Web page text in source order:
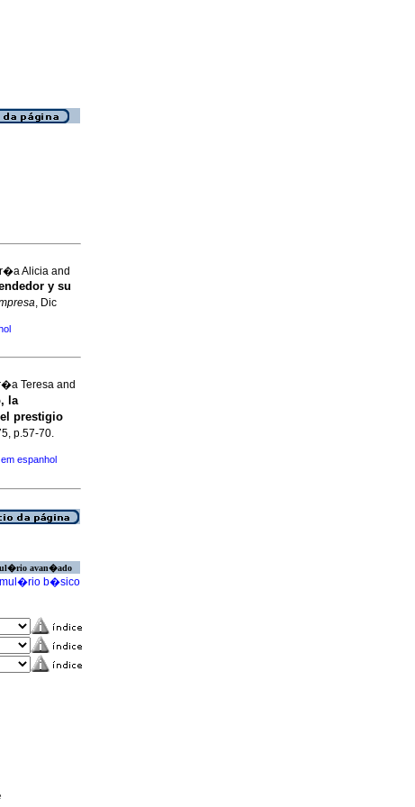
Alicia and
y su
, Dic
Teresa and
la
prestigio
p.57-70.
espanhol
avan�ado
b�sico